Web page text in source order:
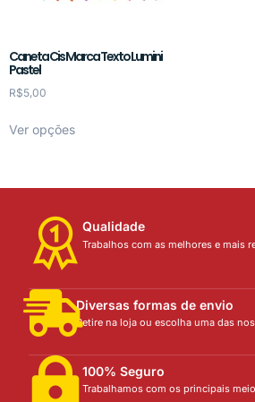
Caneta Cis Marca Texto Lumini
Pastel
R$5,00
Ver opções
Qualidade
Trabalhos com as melhores e mais
Diversas formas de envio
Retire na loja ou escolha uma das
100% Seguro
Trabalhamos com os principais